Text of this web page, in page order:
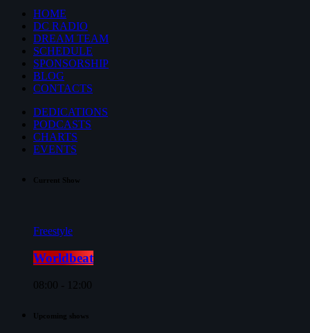
HOME
DC RADIO
DREAM TEAM
SCHEDULE
SPONSORSHIP
BLOG
CONTACTS
DEDICATIONS
PODCASTS
CHARTS
EVENTS
Current Show
Freestyle
Worldbeat
08:00 - 12:00
Upcoming shows